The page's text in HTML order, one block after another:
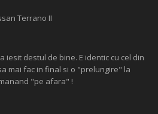
Terrano II
iesit destul de bine. E identic cu cel din
mai fac in final si o "prelungire" la
"pe afara" !